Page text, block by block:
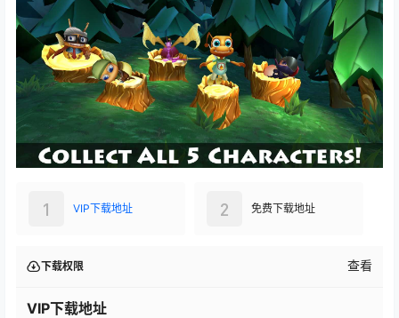
VIP下载地址
1 免费下载地址
2
下载权限 查看
VIP下载地址